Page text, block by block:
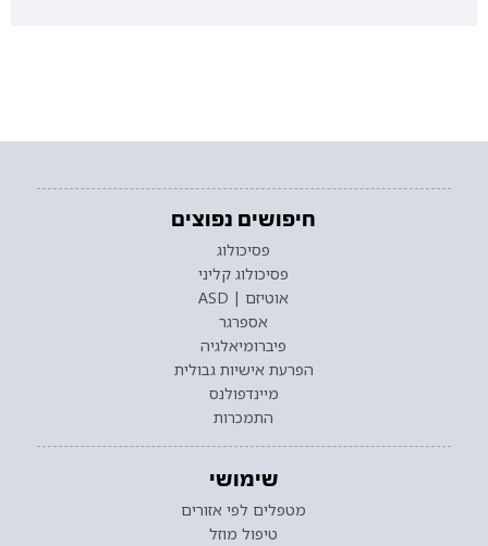
חיפושים נפוצים
פסיכולוג
פסיכולוג קליני
אוטיזם | ASD
אספרגר
פיברומיאלגיה
הפרעת אישיות גבולית
מיינדפולנס
התמכרות
שימושי
מטפלים לפי אזורים
טיפול מוזל